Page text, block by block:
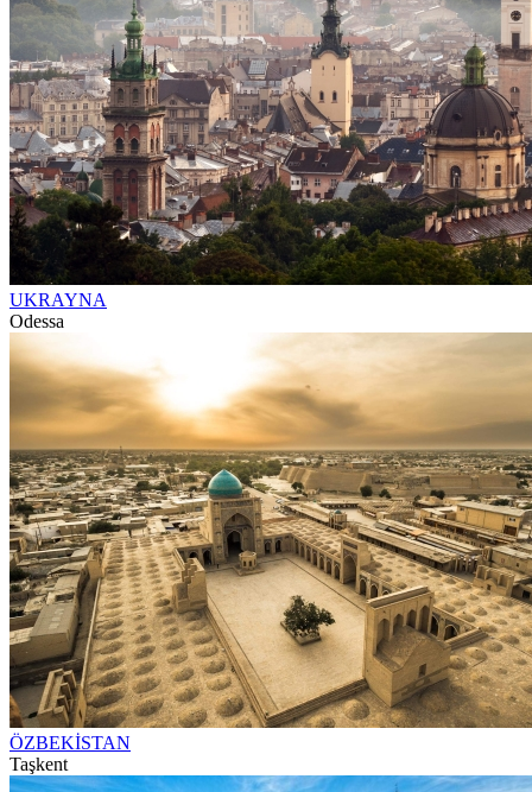
UKRAYNA
Odessa
ÖZBEKİSTAN
Taşkent